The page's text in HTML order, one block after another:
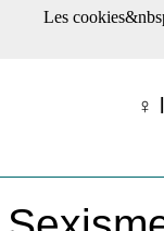
Films récents
Tribunes
♀
Les